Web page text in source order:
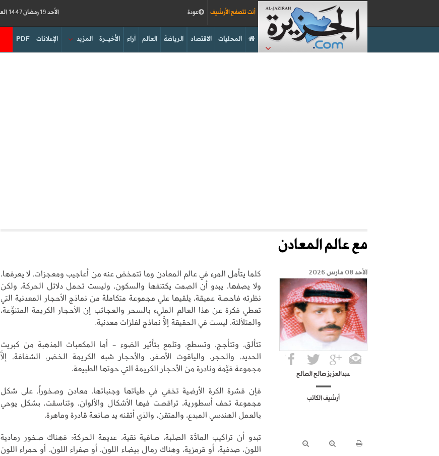
الأحد 19 رمضان 1447 العدد 19204 عودة أنت تتصفح الأرشيف
PDF الإعلانات المزيد الأخيــرة آراء العالم الرياضة الاقتصاد المحليات
مع عالم المعادن
الأحد 08 مارس 2026
عبدالعزيز صالح الصالح
أرشيف الكاتب
كلما يتأمل المرء في عالم المعادن وما تتمخض عنه من أعاجيب ومعجزات، لا يعرفها،
ولا يصفها، يبدو أن الصمت يكتنفها والسكون، وليست تحمل دلائل الحركة، ولكن
نظرته فاحصة عميقة، يلقيها علي مجموعة متكاملة من نماذج الأحجار المعدنية التي
تعطي فكرة عن هذا العالم المليء بالسحر والعجائب إن الأحجار الكريمة المتنوِّعة،
والمتلألئة، ليست في الحقيقة إلاَّ نماذج لفلزات معدنية.
تتألق، وتتأجج، وتسطع، وتلمع بتأثير الضوء - أما المكعبات المذهبة من كبريت
الحديد، والحجر، والياقوت الأصفر، والأحجار شبه الكريمة الخضر، الشفافة، إلاَّ
مجموعة قيِّمة ونادرة من الأحجار الكريمة التي حوتها الطبيعة.
فإن قشرة الكرة الأرضية تخفي في طياتها وجنباتها، معادن وصخوراً، على شكل
مجموعة تحف أسطورية، تراقصت فيها الأشكال والألوان، وتناسقت، بشكل يوحي
بالعمل الهندسي المبدع، والمتقن، والذي أتقنه يد صانعة قادرة وماهرة.
تبدو أن تراكيب المادَّة الصلبة، صافية نقية، عديمة الحركة: فهناك صخور رمادية
اللون، صدفية، أو قرمزية، وهناك رمال بيضاء اللون، أو صفراء اللون، أو حمراء اللون